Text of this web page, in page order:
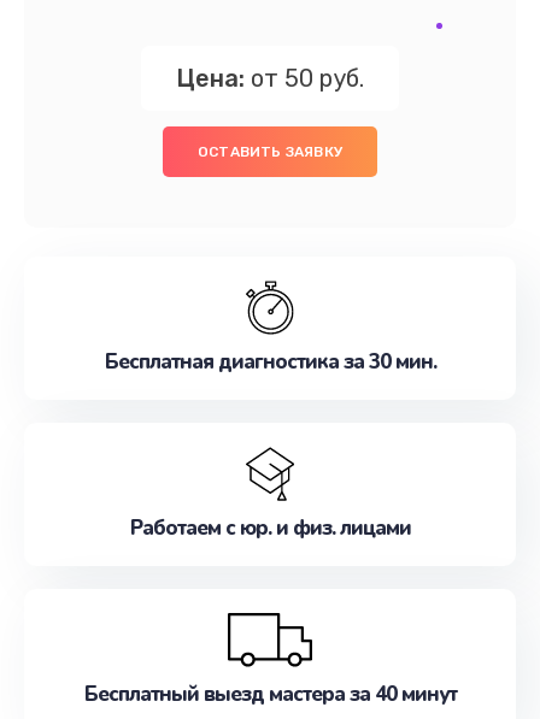
Цена: от 50 руб.
ОСТАВИТЬ ЗАЯВКУ
Бесплатная диагностика за 30 мин.
Работаем с юр. и физ. лицами
Бесплатный выезд мастера за 40 минут